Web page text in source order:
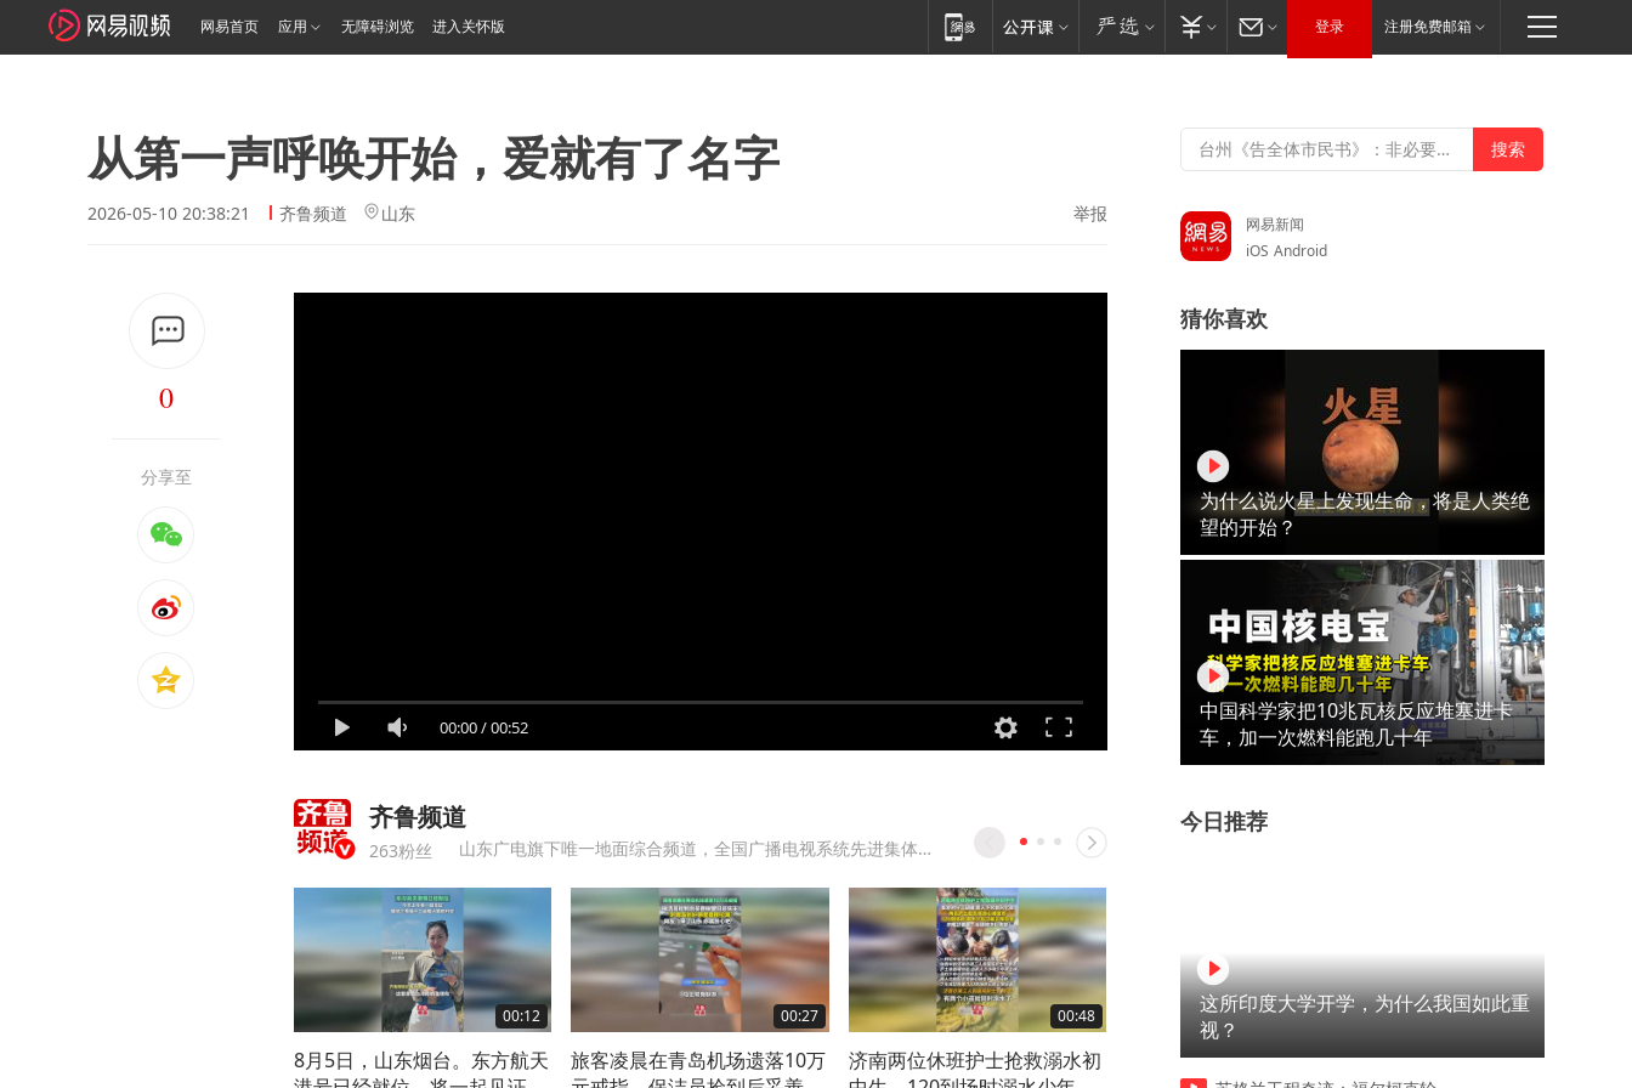
网易首页 应用 无障碍浏览 进入关怀版 登录 注册免费邮箱
从第一声呼唤开始，爱就有了名字
2026-05-10 20:38:21 齐鲁频道 山东 举报
0
分享至
00:00/00:52
齐鲁频道
263粉丝 山东广电旗下唯一地面综合频道，全国广播电视系统先进集体，共青团中央、国家广电总局青年文明号。
00:12
8月5日，山东烟台。东方航天
00:27
旅客凌晨在青岛机场遗落10万
00:48
济南两位休班护士抢救溺水初
00:15
8月5日山东 烟台。“太震撼了
8月5日，山东海阳。我国成
网易新闻
iOS Android
猜你喜欢
为什么说火星上发现生命，将是人类绝
望的开始？
中国科学家把10兆瓦核反应堆塞进卡
车，加一次燃料能跑几十年
今日推荐
这所印度大学开学，为什么我国如此重
视？